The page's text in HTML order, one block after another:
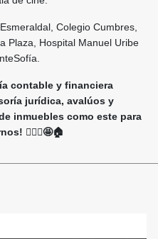
Colegio Cumbres,
Plaza, Hospital Manuel Uribe
contable y financiera
jurídica, avalúos y
inmuebles como este para
🙋🏻‍♀️🤩🏠